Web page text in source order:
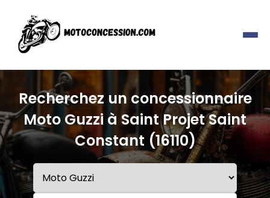
Recherchez un concessionnaire
Moto Guzzi à Saint Projet Saint
Constant (16110)